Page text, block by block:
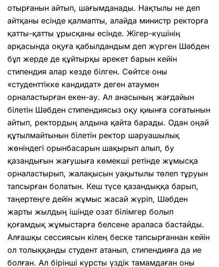
отырғанын айтып, шағым­данады. Нақтылы не деп
айтқаны есінде қалмапты, алайда министр ректорға
қатты-қатты ұрысқаны есінде. Жігер-күшінің
арқасында оқуға қабылдандым деп жүрген Шәбден
бұл жерде де құйтырқы әрекет барын кейін
стипендия алар кезде білген. Сөйтсе оны
«студенттікке кандидат» деген атаумен
орналастырған екен-ау. Ал анасы­ның жағдайын
білетін Шәбден стипендиясыз оқу қиынға соғатынын
айтып, ректордың алдына қайта барады. Одан оңай
құтыл­майтынын білетін ректор шаруашылық
жөніндегі орынбасарын шақырып алып, бу
қазандығын жағушыға көмекші ретінде жұмысқа
орналастырып, жалақысын уақы­тылы төлеп тұруын
тапсырған болатын. Кеш түсе қазандыққа барып,
таңертеңге дейін жұмыс жасай жүріп, Шәбден
жарты жылдың ішінде озат білімгер болып
қоғамдық жұмыс­тарға белсене араласа бастайды.
Алғашқы сессиясын кілең беске тапсыр­ғаннан кейін
ол толыққанды студент атанып, стипендияға да ие
болған. Ал бірінші курсты үздік тамамдаған оны